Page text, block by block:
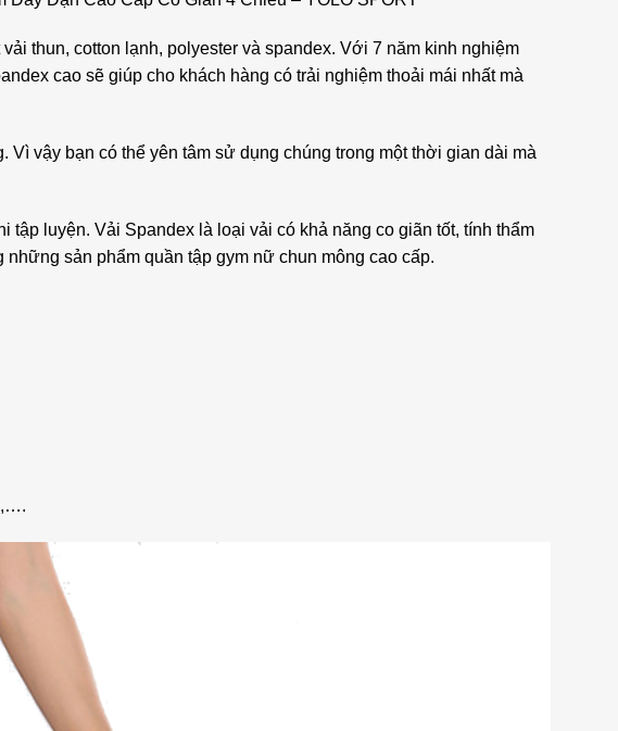
thun, cotton lạnh, polyester và spandex. Với 7 năm kinh nghiệm
cao sẽ giúp cho khách hàng có trải nghiệm thoải mái nhất mà
vậy bạn có thể yên tâm sử dụng chúng trong một thời gian dài mà
tập luyện. Vải Spandex là loại vải có khả năng co giãn tốt, tính thẩm
sản phẩm quần tập gym nữ chun mông cao cấp.